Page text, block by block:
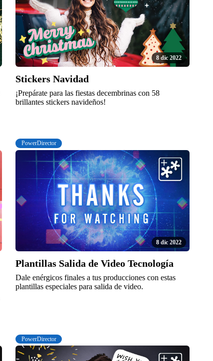
8 dic 2022
Stickers Navidad
¡Prepárate para las fiestas decembrinas con 58
brillantes stickers navideños!
PowerDirector
8 dic 2022
Plantillas Salida de Video Tecnología
Dale enérgicos finales a tus producciones con estas
plantillas especiales para salida de video.
PowerDirector